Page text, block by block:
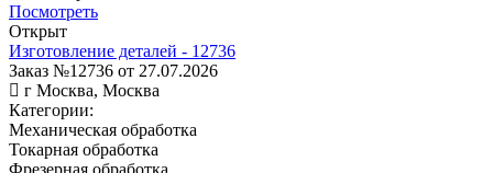
Посмотреть
Открыт
Изготовление деталей - 12736
Заказ №12736 от 27.07.2026
г Москва, Москва
Категории:
Механическая обработка
Токарная обработка
Фрезерная обработка